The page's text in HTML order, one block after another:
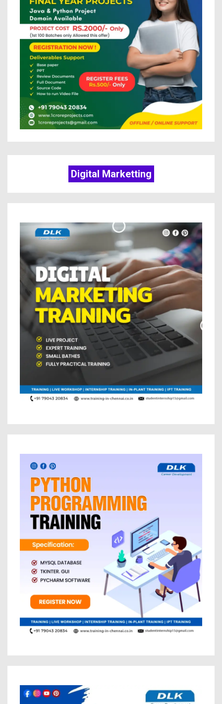
Digital Marketting